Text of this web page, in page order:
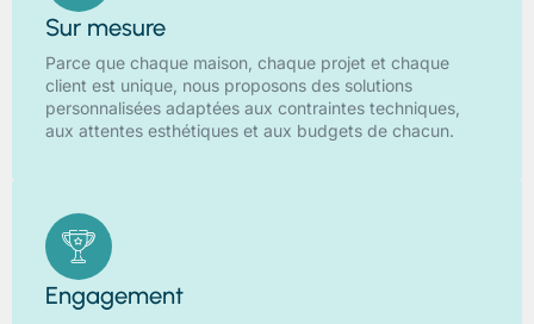
Sur mesure
Parce que chaque maison, chaque projet et chaque
client est unique, nous proposons des solutions
personnalisées adaptées aux contraintes techniques,
aux attentes esthétiques et aux budgets de chacun.
Engagement